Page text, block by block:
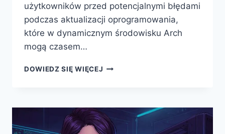
użytkowników przed potencjalnymi błędami
podczas aktualizacji oprogramowania,
które w dynamicznym środowisku Arch
mogą czasem…
DOWIEDZ SIĘ WIĘCEJ ARCH
–
AUTOMATYCZNE
BACKUPY